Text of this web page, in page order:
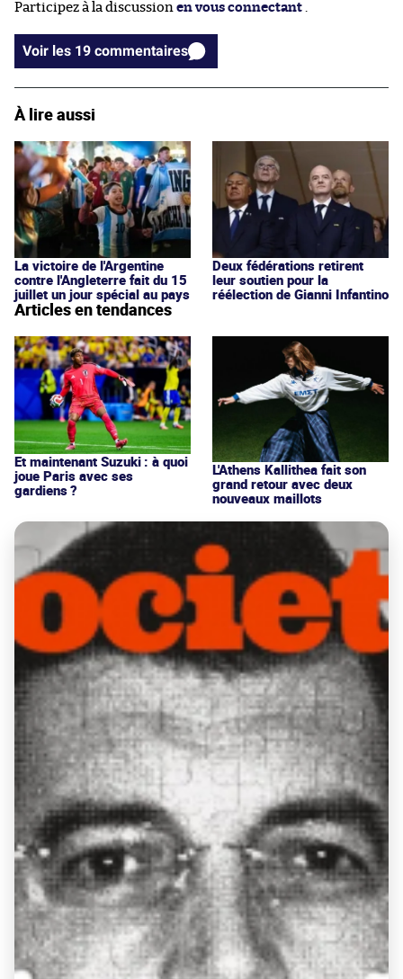
Participez à la discussion en vous connectant .
Voir les 19 commentaires
À lire aussi
La victoire de l'Argentine
contre l'Angleterre fait du 15
juillet un jour spécial au pays
Deux fédérations retirent
leur soutien pour la
réélection de Gianni Infantino
Articles en tendances
Et maintenant Suzuki : à quoi
joue Paris avec ses
gardiens ?
L'Athens Kallithea fait son
grand retour avec deux
nouveaux maillots